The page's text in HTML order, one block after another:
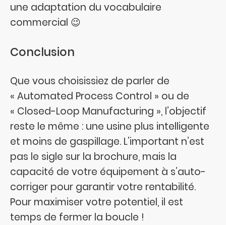
une adaptation du vocabulaire
commercial 😉
Conclusion
Que vous choisissiez de parler de
« Automated Process Control » ou de
« Closed-Loop Manufacturing », l’objectif
reste le même : une usine plus intelligente
et moins de gaspillage. L’important n’est
pas le sigle sur la brochure, mais la
capacité de votre équipement à s’auto-
corriger pour garantir votre rentabilité.
Pour maximiser votre potentiel, il est
temps de fermer la boucle !